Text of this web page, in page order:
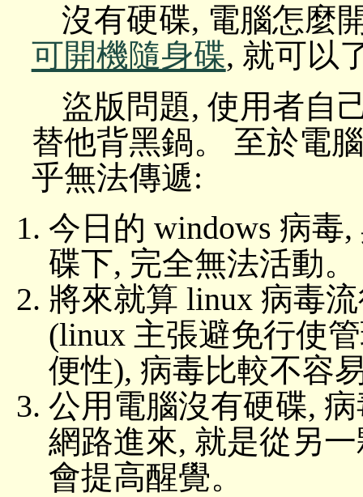
沒有硬碟, 電腦怎麼
可開機隨身碟, 就可以
盜版問題, 使用者自
替他背黑鍋。 至於電
乎無法傳遞:
今日的 windows 病毒
碟下, 完全無法活動。
將來就算 linux 病毒
(linux 主張避免行使
便性), 病毒比較不容
公用電腦沒有硬碟,
網路進來, 就是從另
會提高醒覺。